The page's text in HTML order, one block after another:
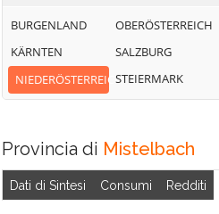
BURGENLAND
KÄRNTEN
NIEDERÖSTERREICH
OBERÖSTERREICH
SALZBURG
STEIERMARK
Provincia di Mistelbach
Dati di Sintesi Consumi Redditi